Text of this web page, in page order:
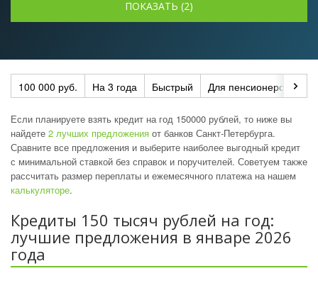
100 000 руб. На 3 года Быстрый Для пенсионеров
Если планируете взять кредит на год 150000 рублей, то ниже вы
найдете 2 лучших предложения от банков Санкт-Петербурга.
Сравните все предложения и выберите наиболее выгодный кредит
с минимальной ставкой без справок и поручителей. Советуем также
рассчитать размер переплаты и ежемесячного платежа на нашем
калькуляторе.
Кредиты 150 тысяч рублей на год:
лучшие предложения в январе 2026
года